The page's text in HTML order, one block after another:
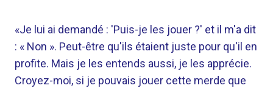
«Je lui ai demandé : 'Puis-je les jouer ?' et il m'a dit
: « Non ». Peut-être qu'ils étaient juste pour qu'il en
profite. Mais je les entends aussi, je les apprécie.
Croyez-moi, si je pouvais jouer cette merde que